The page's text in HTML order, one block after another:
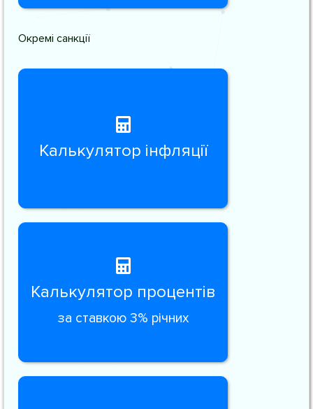
Окремі санкції
Калькулятор інфляції
Калькулятор процентів
за ставкою 3% річних